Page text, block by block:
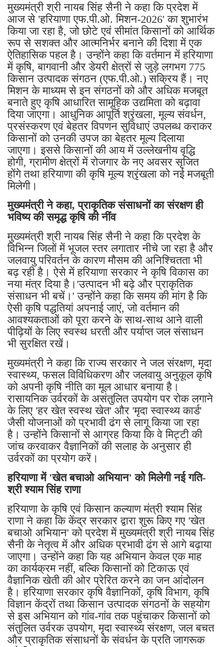
मुख्यमंत्री श्री नायब सिंह सैनी ने कहा कि प्रदेश में
आज से 'हरियाणा एफ.पी.ओ. मिशन-2026' का शुभारंभ
किया जा रहा है, जो छोटे एवं सीमांत किसानों को आर्थिक
रूप से सशक्त और आत्मनिर्भर बनाने की दिशा में एक
ऐतिहासिक पहल है। उन्होंने कहा कि वर्तमान में हरियाणा
में कृषि, बागवानी और डेयरी क्षेत्रों से जुड़े लगभग 775
किसान उत्पादक संगठन (एफ.पी.ओ.) सक्रिय हैं। नए
मिशन के माध्यम से इन संगठनों को और अधिक मजबूत
बनाते हुए कृषि आधारित सामूहिक उद्यमिता को बढ़ावा
दिया जाएगा। आधुनिक आपूर्ति श्रृंखला, मूल्य संवर्धन,
प्रसंस्करण एवं बेहतर विपणन सुविधाएं उपलब्ध कराकर
किसानों को उनकी उपज का बेहतर मूल्य दिलाया
जाएगा। इससे किसानों की आय में उल्लेखनीय वृद्धि
होगी, ग्रामीण क्षेत्रों में रोजगार के नए अवसर सृजित
होंगे तथा हरियाणा की कृषि मूल्य श्रृंखला को नई मजबूती
मिलेगी।
मुख्यमंत्री ने कहा, प्राकृतिक संसाधनों का संरक्षण ही
भविष्य की समृद्ध कृषि की नींव
मुख्यमंत्री श्री नायब सिंह सैनी ने कहा कि प्रदेश के
विभिन्न जिलों में भूजल स्तर लगातार नीचे जा रहा है और
जलवायु परिवर्तन के कारण मौसम की अनिश्चितता भी
बढ़ रही है। ऐसे में हरियाणा सरकार ने कृषि विकास का
नया मंत्र दिया है।'उत्पादन भी बढ़े और प्राकृतिक
संसाधन भी बचें।' उन्होंने कहा कि समय की मांग है कि
ऐसी कृषि पद्धतियां अपनाई जाएं, जो वर्तमान की
आवश्यकताओं को पूरा करने के साथ-साथ आने वाली
पीढ़ियों के लिए स्वस्थ धरती और पर्याप्त जल संसाधन
भी सुरक्षित रखें।
मुख्यमंत्री ने कहा कि राज्य सरकार ने जल संरक्षण, मृदा
स्वास्थ्य, फसल विविधिकरण और जलवायु अनुकूल कृषि
को अपनी कृषि नीति का मूल आधार बनाया है।
रासायनिक उर्वरकों के असंतुलित उपयोग पर रोक लगाने
के लिए 'हर खेत स्वस्थ खेत' और 'मृदा स्वास्थ्य कार्ड'
जैसी योजनाओं को प्रभावी ढंग से लागू किया जा रहा
है। उन्होंने किसानों से आग्रह किया कि वे मिट्टी की
जांच करवाकर वैज्ञानिकों की सलाह के अनुसार ही
उर्वरकों का प्रयोग करें।
हरियाणा में 'खेत बचाओ अभियान' को मिलेगी नई गति-
श्री श्याम सिंह राणा
हरियाणा के कृषि एवं किसान कल्याण मंत्री श्याम सिंह
राणा ने कहा कि केंद्र सरकार द्वारा शुरू किए गए 'खेत
बचाओ अभियान' को प्रदेश में मुख्यमंत्री श्री नायब सिंह
सैनी के नेतृत्व में और अधिक प्रभावी ढंग से आगे बढ़ाया
जाएगा। उन्होंने कहा कि यह अभियान केवल एक माह
का कार्यक्रम नहीं, बल्कि किसानों को टिकाऊ एवं
वैज्ञानिक खेती की ओर प्रेरित करने का जन आंदोलन
है। हरियाणा सरकार कृषि वैज्ञानिकों, कृषि विभाग, कृषि
विज्ञान केंद्रों तथा किसान उत्पादक संगठनों के सहयोग
से इस अभियान को गांव-गांव तक पहुंचाकर किसानों को
संतुलित उर्वरक उपयोग, मृदा स्वास्थ्य संरक्षण, जल बचत
और प्राकृतिक संसाधनों के संवर्धन के प्रति जागरूक